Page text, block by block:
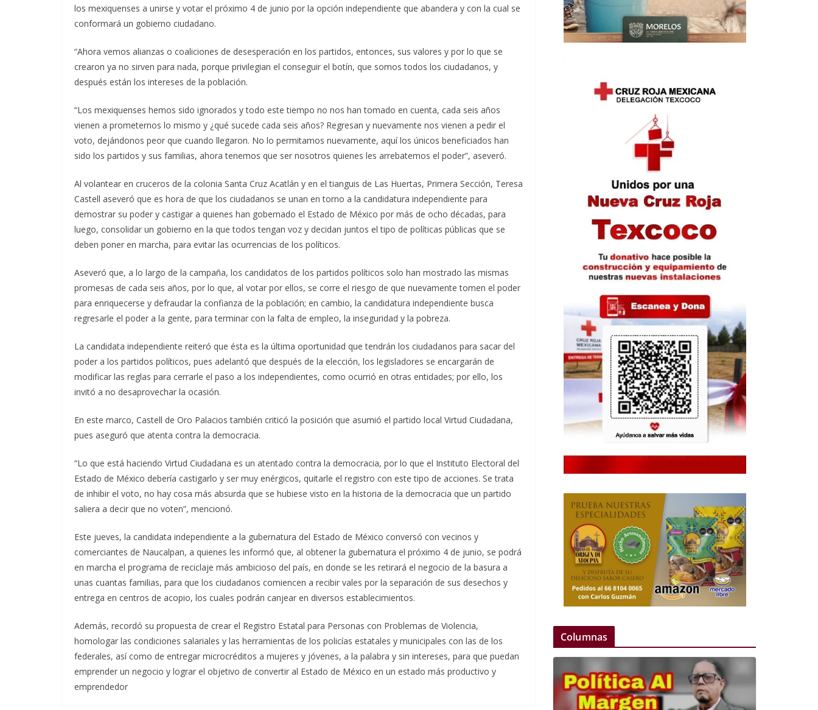
los mexiquenses a unirse y votar el próximo 4 de junio por la opción independiente que abandera y con la cual se
conformará un gobierno ciudadano.
“Ahora vemos alianzas o coaliciones de desesperación en los partidos, entonces, sus valores y por lo que se
crearon ya no sirven para nada, porque privilegian el conseguir el botín, que somos todos los ciudadanos, y
después están los intereses de la población.
“Los mexiquenses hemos sido ignorados y todo este tiempo no nos han tomado en cuenta, cada seis años
vienen a prometernos lo mismo y ¿qué sucede cada seis años? Regresan y nuevamente nos vienen a pedir el
voto, dejándonos peor que cuando llegaron. No lo permitamos nuevamente, aquí los únicos beneficiados han
sido los partidos y sus familias, ahora tenemos que ser nosotros quienes les arrebatemos el poder”, aseveró.
Al volantear en cruceros de la colonia Santa Cruz Acatlán y en el tianguis de Las Huertas, Primera Sección, Teresa
Castell aseveró que es hora de que los ciudadanos se unan en torno a la candidatura independiente para
demostrar su poder y castigar a quienes han gobernado el Estado de México por más de ocho décadas, para
luego, consolidar un gobierno en la que todos tengan voz y decidan juntos el tipo de políticas públicas que se
deben poner en marcha, para evitar las ocurrencias de los políticos.
Aseveró que, a lo largo de la campaña, los candidatos de los partidos políticos solo han mostrado las mismas
promesas de cada seis años, por lo que, al votar por ellos, se corre el riesgo de que nuevamente tomen el poder
para enriquecerse y defraudar la confianza de la población; en cambio, la candidatura independiente busca
regresarle el poder a la gente, para terminar con la falta de empleo, la inseguridad y la pobreza.
La candidata independiente reiteró que ésta es la última oportunidad que tendrán los ciudadanos para sacar del
poder a los partidos políticos, pues adelantó que después de la elección, los legisladores se encargarán de
modificar las reglas para cerrarle el paso a los independientes, como ocurrió en otras entidades; por ello, los
invitó a no desaprovechar la ocasión.
En este marco, Castell de Oro Palacios también criticó la posición que asumió el partido local Virtud Ciudadana,
pues aseguró que atenta contra la democracia.
“Lo que está haciendo Virtud Ciudadana es un atentado contra la democracia, por lo que el Instituto Electoral del
Estado de México debería castigarlo y ser muy enérgicos, quitarle el registro con este tipo de acciones. Se trata
de inhibir el voto, no hay cosa más absurda que se hubiese visto en la historia de la democracia que un partido
saliera a decir que no voten”, mencionó.
Este jueves, la candidata independiente a la gubernatura del Estado de México conversó con vecinos y
comerciantes de Naucalpan, a quienes les informó que, al obtener la gubernatura el próximo 4 de junio, se podrá
en marcha el programa de reciclaje más ambicioso del país, en donde se les retirará el negocio de la basura a
unas cuantas familias, para que los ciudadanos comiencen a recibir vales por la separación de sus desechos y
entrega en centros de acopio, los cuales podrán canjear en diversos establecimientos.
Además, recordó su propuesta de crear el Registro Estatal para Personas con Problemas de Violencia,
homologar las condiciones salariales y las herramientas de los policías estatales y municipales con las de los
federales, así como de entregar microcréditos a mujeres y jóvenes, a la palabra y sin intereses, para que puedan
emprender un negocio y lograr el objetivo de convertir al Estado de México en un estado más productivo y
emprendedor
Columnas